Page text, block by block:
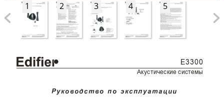
1
2 3 4 5
E3300
Ðóêîâîäñòâî ïî ýêñïë óàòà ö èè
Àêóñòè÷åñêè å ñèñòåìû